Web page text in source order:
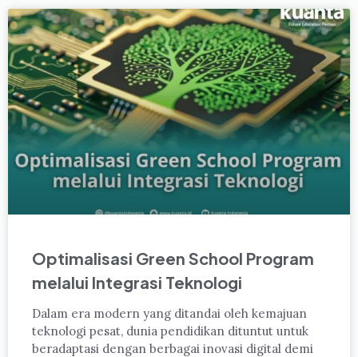
Optimalisasi Green School Program
melalui Integrasi Teknologi
Dalam era modern yang ditandai oleh kemajuan
teknologi pesat, dunia pendidikan dituntut untuk
beradaptasi dengan berbagai inovasi digital demi